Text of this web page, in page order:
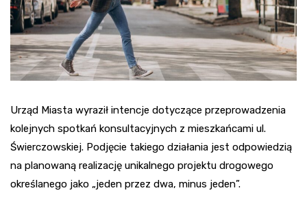
Urząd Miasta wyraził intencje dotyczące przeprowadzenia
kolejnych spotkań konsultacyjnych z mieszkańcami ul.
Świerczowskiej. Podjęcie takiego działania jest odpowiedzią
na planowaną realizację unikalnego projektu drogowego
określanego jako „jeden przez dwa, minus jeden”.